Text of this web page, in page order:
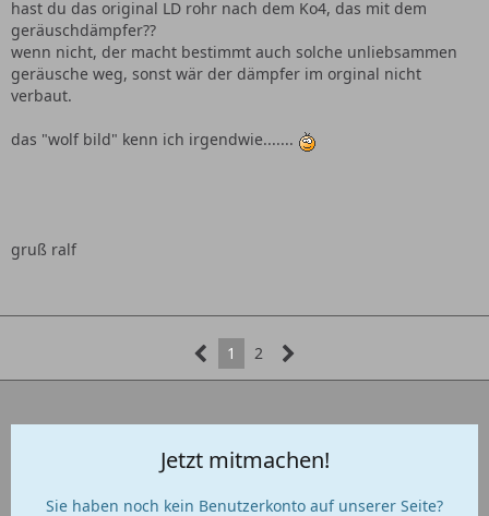
hast du das original LD rohr nach dem Ko4, das mit dem
geräuschdämpfer??
wenn nicht, der macht bestimmt auch solche unliebsammen
geräusche weg, sonst wär der dämpfer im orginal nicht
verbaut.
das "wolf bild" kenn ich irgendwie.......
gruß ralf
1 2
Jetzt mitmachen!
Sie haben noch kein Benutzerkonto auf unserer Seite?